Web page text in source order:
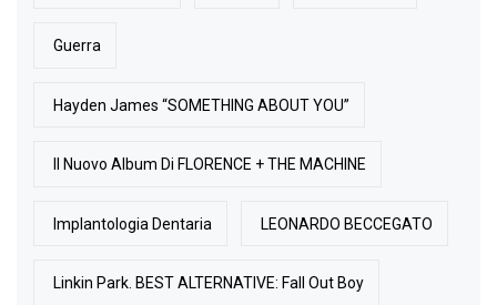
Guerra
Hayden James “SOMETHING ABOUT YOU”
Il Nuovo Album Di FLORENCE + THE MACHINE
Implantologia Dentaria LEONARDO BECCEGATO
Linkin Park. BEST ALTERNATIVE: Fall Out Boy